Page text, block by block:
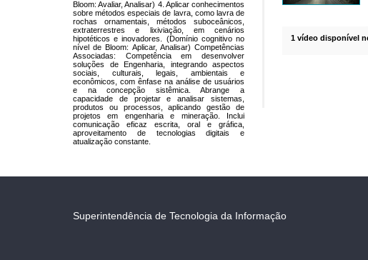
Bloom: Avaliar, Analisar) 4. Aplicar conhecimentos
sobre métodos especiais de lavra, como lavra de
rochas ornamentais, métodos suboceânicos,
extraterrestres e lixiviação, em cenários
hipotéticos e inovadores. (Domínio cognitivo no
nível de Bloom: Aplicar, Analisar) Competências
Associadas: Competência em desenvolver
soluções de Engenharia, integrando aspectos
sociais, culturais, legais, ambientais e
econômicos, com ênfase na análise de usuários
e na concepção sistêmica. Abrange a
capacidade de projetar e analisar sistemas,
produtos ou processos, aplicando gestão de
projetos em engenharia e mineração. Inclui
comunicação eficaz escrita, oral e gráfica,
aproveitamento de tecnologias digitais e
atualização constante.
1 vídeo disponível
Superintendência de Tecnologia da Informação